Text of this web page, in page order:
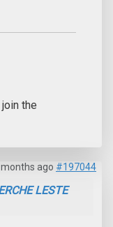
the
ago #197044
LESTE